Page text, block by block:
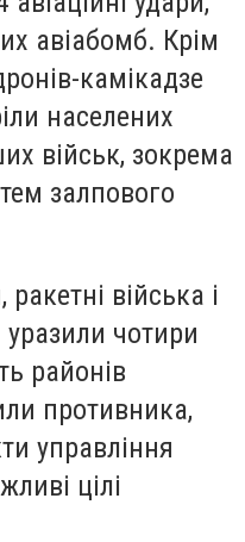
авіабомб. Крім
камікадзе
населених
військ, зокрема
залпового
війська і
чотири
районів
противника,
управління
цілі